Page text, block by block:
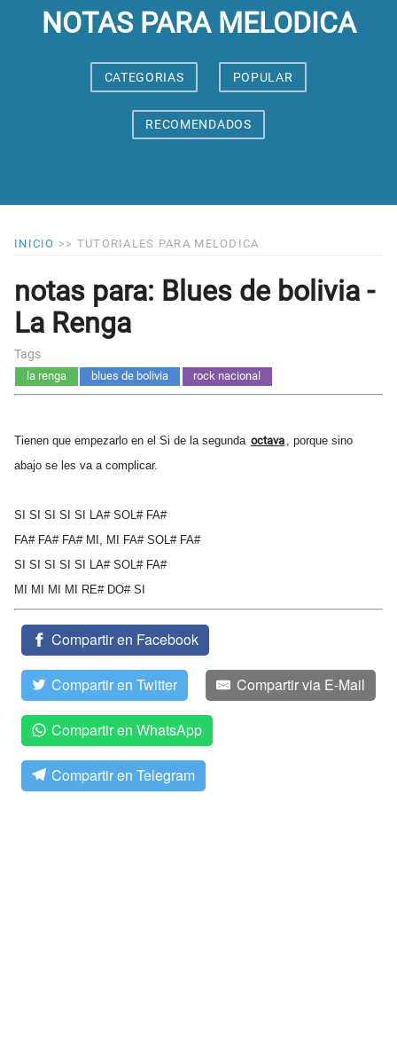
NOTAS PARA MELODICA
CATEGORIAS POPULAR
RECOMENDADOS
INICIO >> TUTORIALES PARA MELODICA
notas para: Blues de bolivia -
La Renga
Tags
la renga blues de bolivia rock nacional
Tienen que empezarlo en el Si de la segunda octava , porque sino
abajo se les va a complicar.
SI SI SI SI SI LA# SOL# FA#
FA# FA# FA# MI, MI FA# SOL# FA#
SI SI SI SI SI LA# SOL# FA#
MI MI MI MI RE# DO# SI
Compartir en Facebook
Compartir en Twitter Compartir via E-Mail
Compartir en WhatsApp
Compartir en Telegram